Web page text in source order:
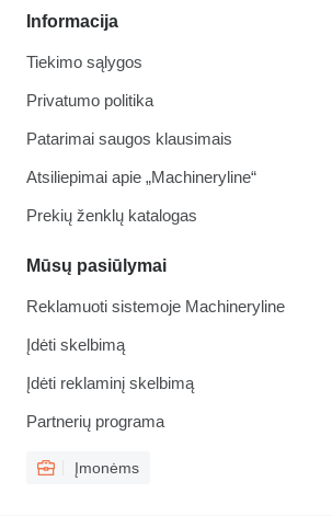
Informacija
Tiekimo sąlygos
Privatumo politika
Patarimai saugos klausimais
Atsiliepimai apie „Machineryline“
Prekių ženklų katalogas
Mūsų pasiūlymai
Reklamuoti sistemoje Machineryline
Įdėti skelbimą
Įdėti reklaminį skelbimą
Partnerių programa
Įmonėms